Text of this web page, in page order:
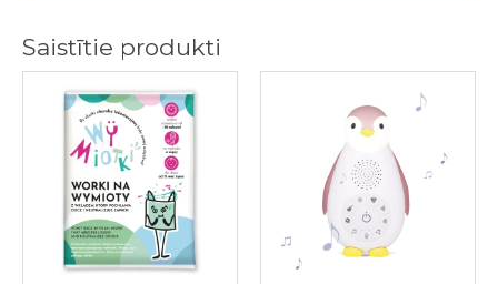
Saistītie produkti